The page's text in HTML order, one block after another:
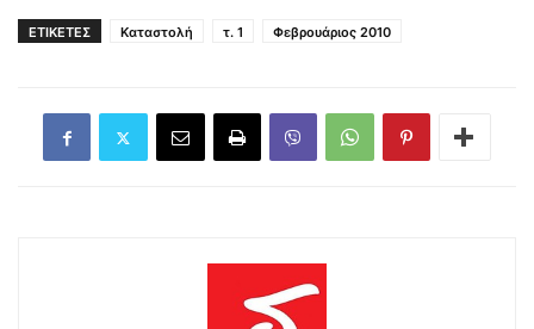
ΕΤΙΚΕΤΕΣ Καταστολή τ. 1 Φεβρουάριος 2010